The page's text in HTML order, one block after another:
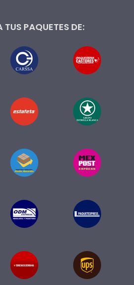
TUS PAQUETES DE: